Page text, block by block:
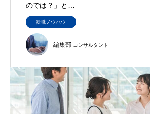
のでは？」と…
転職ノウハウ
編集部 コンサルタント